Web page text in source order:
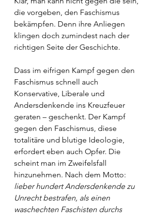
die vorgeben, den Faschismus
bekämpfen. Denn ihre Anliegen
klingen doch zumindest nach der
richtigen Seite der Geschichte.
Dass im eifrigen Kampf gegen den
Faschismus schnell auch
Konservative, Liberale und
Andersdenkende ins Kreuzfeuer
geraten – geschenkt. Der Kampf
gegen den Faschismus, diese
totalitäre und blutige Ideologie,
erfordert eben auch Opfer. Die
scheint man im Zweifelsfall
hinzunehmen. Nach dem Motto:
lieber hundert Andersdenkende zu
Unrecht bestrafen, als einen
waschechten Faschisten durchs